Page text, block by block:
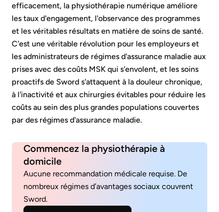
efficacement, la physiothérapie numérique améliore
les taux d'engagement, l'observance des programmes
et les véritables résultats en matière de soins de santé.
C'est une véritable révolution pour les employeurs et
les administrateurs de régimes d'assurance maladie aux
prises avec des coûts MSK qui s'envolent, et les soins
proactifs de Sword s'attaquent à la douleur chronique,
à l'inactivité et aux chirurgies évitables pour réduire les
coûts au sein des plus grandes populations couvertes
par des régimes d'assurance maladie.
Commencez la physiothérapie à
domicile
Aucune recommandation médicale requise. De
nombreux régimes d’avantages sociaux couvrent
Sword.